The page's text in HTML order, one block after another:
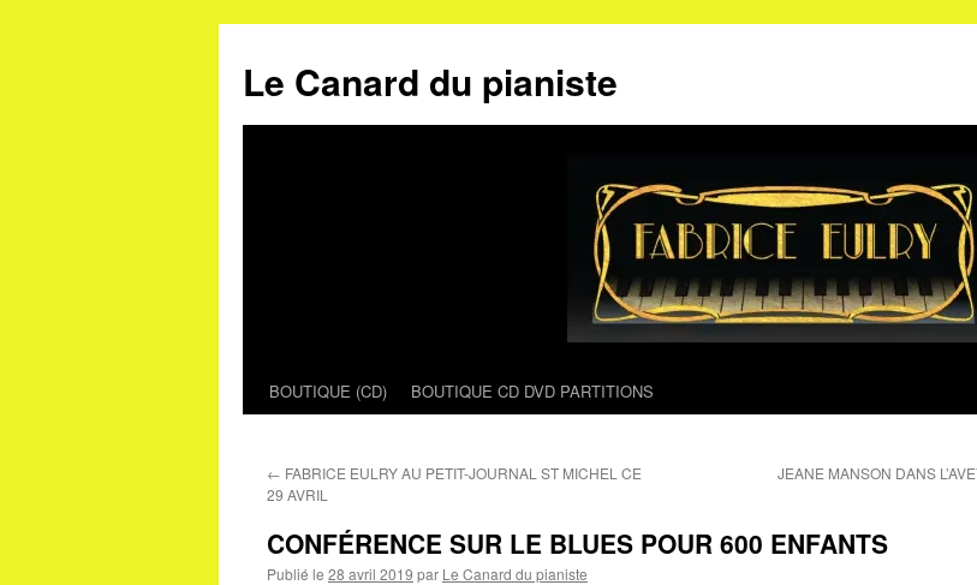
Le Canard du pianiste
Aller
contenu
BOUTIQUE (CD) BOUTIQUE CD DVD PARTITIONS
← FABRICE EULRY AU PETIT-JOURNAL ST MICHEL CE
29 AVRIL
JEANE MANSON DANS
CONFÉRENCE SUR LE BLUES POUR 600 ENFANTS
Publié le 28 avril 2019 par Le Canard du pianiste